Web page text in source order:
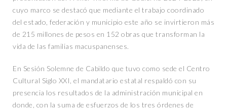
cuyo marco se destacó que mediante el trabajo coordinado
del estado, federación y municipio este año se invirtieron más
de 215 millones de pesos en 152 obras que transforman la
vida de las familias macuspanenses.
En Sesión Solemne de Cabildo que tuvo como sede el Centro
Cultural Siglo XXI, el mandatario estatal respaldó con su
presencia los resultados de la administración municipal en
donde, con la suma de esfuerzos de los tres órdenes de